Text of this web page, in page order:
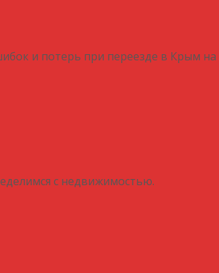
и потерь при переезде в Крым
с недвижимостью.